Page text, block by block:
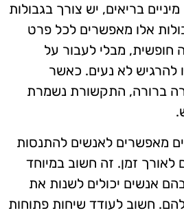
בריאים, יש צורך בגבולות
אלו מאפשרים לכל פרט
חופשית, מבלי לעבור על
להרגיש לא נעים. כאשר
ברורה, התקשורת נשמרת
מאפשרים לאנשים להתנסות
לאורך זמן. זה חשוב במיוחד
אנשים יכולים לשנות את
חשוב לעודד שיחות פתוחות